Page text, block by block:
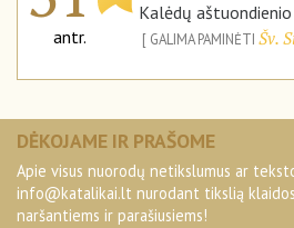
antr.
Kalėdų
GALIMA PAMINĖTI Šv.
DĖKOJAME IR PRAŠOME
Apie visus nuorodų netikslumus ar
info@katalikai.lt nurodant tikslią klaidos
naršantiems ir parašiusiems!